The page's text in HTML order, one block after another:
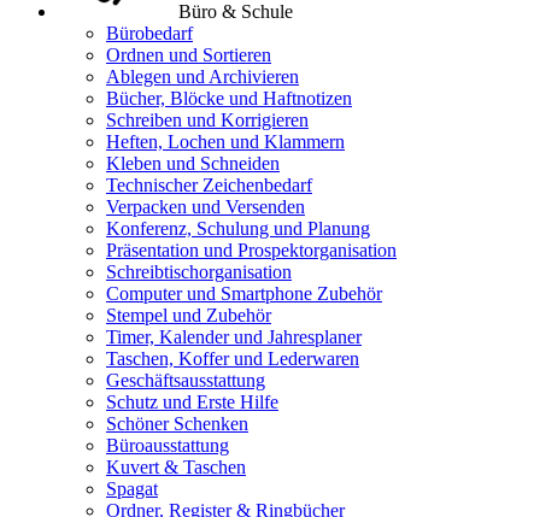
Büro & Schule
Bürobedarf
Ordnen und Sortieren
Ablegen und Archivieren
Bücher, Blöcke und Haftnotizen
Schreiben und Korrigieren
Heften, Lochen und Klammern
Kleben und Schneiden
Technischer Zeichenbedarf
Verpacken und Versenden
Konferenz, Schulung und Planung
Präsentation und Prospektorganisation
Schreibtischorganisation
Computer und Smartphone Zubehör
Stempel und Zubehör
Timer, Kalender und Jahresplaner
Taschen, Koffer und Lederwaren
Geschäftsausstattung
Schutz und Erste Hilfe
Schöner Schenken
Büroausstattung
Kuvert & Taschen
Spagat
Ordner, Register & Ringbücher